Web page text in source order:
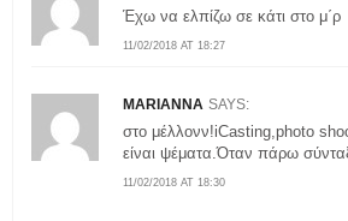
11/02/2018 AT 18:27
Έχω να ελπίζω σε κάτι στο μ΄ρ
MARIANNA SAYS:
11/02/2018 AT 18:30
στο μέλλονν!iCasting,photo
είναι ψέματα.Όταν πάρω